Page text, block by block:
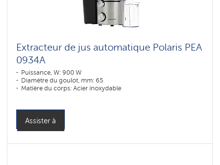
Extracteur de jus automatique Polaris PEA
0934A
Puissance, W: 900 W
Diamètre du goulot, mm: 65
Matière du corps: Acier inoxydable
Assister à